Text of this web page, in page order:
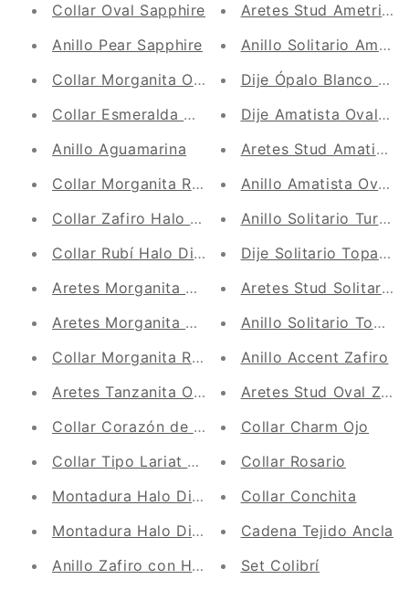
Collar Oval Sapphire
Anillo Pear Sapphire
Collar Morganita Oval y Diamante
Collar Esmeralda Ovalada con Diamante
Anillo Aguamarina
Collar Morganita Redonda con Halo Diamante
Collar Zafiro Halo Diamantes
Collar Rubí Halo Diamantes
Aretes Morganita Ovalada Oro Blanco
Aretes Morganita Ovalada y Acento Diamante
Collar Morganita Redonda Halo Diamantes
Aretes Tanzanita Oval y Acento De Diamante
Collar Corazón de Rubí
Collar Tipo Lariat Granate Ovalado y Halo
Montadura Halo Diamantes
Montadura Halo Diamantes
Anillo Zafiro con Halo Diamantes
Aretes Stud Ametrina
Anillo Solitario
Dije Ópalo Blanco
Dije Amatista Oval y
Aretes Stud Amatista
Anillo Amatista Oval
Anillo Solitario
Dije Solitario Topacio
Aretes Stud Solitario
Anillo Solitario
Anillo Accent Zafiro
Aretes Stud Oval
Collar Charm Ojo
Collar Rosario
Collar Conchita
Cadena Tejido Ancla
Set Colibrí